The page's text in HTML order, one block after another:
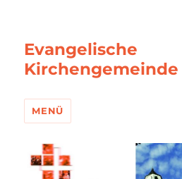
Evangelische
MENÜ